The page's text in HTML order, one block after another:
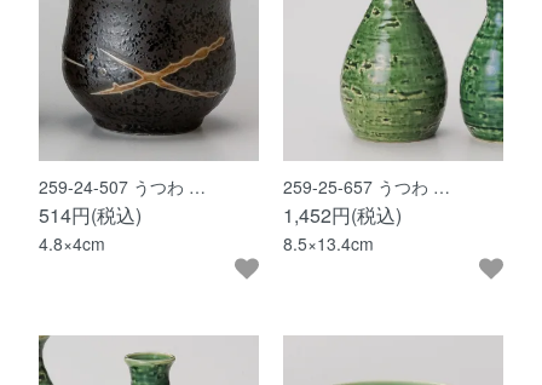
259-24-507 うつわ …
514円(税込)
4.8×4cm
259-25-657 うつわ …
1,452円(税込)
8.5×13.4cm